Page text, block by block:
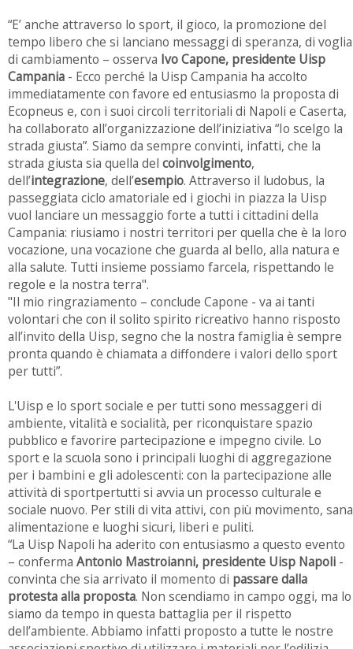
“E’ anche attraverso lo sport, il gioco, la promozione del
tempo libero che si lanciano messaggi di speranza, di voglia
di cambiamento – osserva Ivo Capone, presidente Uisp
Campania - Ecco perché la Uisp Campania ha accolto
immediatamente con favore ed entusiasmo la proposta di
Ecopneus e, con i suoi circoli territoriali di Napoli e Caserta,
ha collaborato all’organizzazione dell’iniziativa “Io scelgo la
strada giusta”. Siamo da sempre convinti, infatti, che la
strada giusta sia quella del coinvolgimento,
dell’integrazione, dell’esempio. Attraverso il ludobus, la
passeggiata ciclo amatoriale ed i giochi in piazza la Uisp
vuol lanciare un messaggio forte a tutti i cittadini della
Campania: riusiamo i nostri territori per quella che è la loro
vocazione, una vocazione che guarda al bello, alla natura e
alla salute. Tutti insieme possiamo farcela, rispettando le
regole e la nostra terra".
"Il mio ringraziamento – conclude Capone - va ai tanti
volontari che con il solito spirito ricreativo hanno risposto
all’invito della Uisp, segno che la nostra famiglia è sempre
pronta quando è chiamata a diffondere i valori dello sport
per tutti”.
L'Uisp e lo sport sociale e per tutti sono messaggeri di
ambiente, vitalità e socialità, per riconquistare spazio
pubblico e favorire partecipazione e impegno civile. Lo
sport e la scuola sono i principali luoghi di aggregazione
per i bambini e gli adolescenti: con la partecipazione alle
attività di sportpertutti si avvia un processo culturale e
sociale nuovo. Per stili di vita attivi, con più movimento, sana
alimentazione e luoghi sicuri, liberi e puliti.
“La Uisp Napoli ha aderito con entusiasmo a questo evento
– conferma Antonio Mastroianni, presidente Uisp Napoli -
convinta che sia arrivato il momento di passare dalla
protesta alla proposta. Non scendiamo in campo oggi, ma lo
siamo da tempo in questa battaglia per il rispetto
dell’ambiente. Abbiamo infatti proposto a tutte le nostre